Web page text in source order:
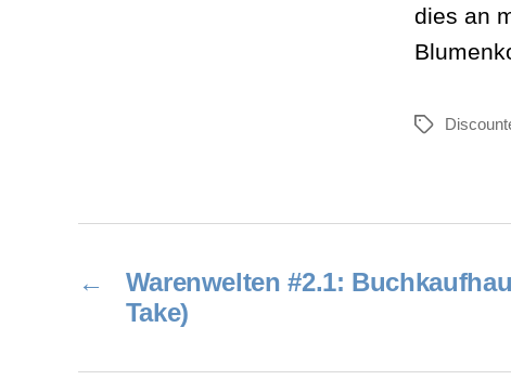
dies an
Schlagwörter
←
Warenwelten #2.1:
Take)